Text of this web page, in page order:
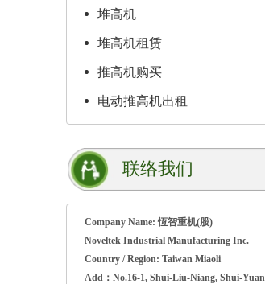
堆高机
堆高机租赁
推高机购买
电动推高机出租
联络我们
Company Name: 恆智重机(股)
Noveltek Industrial Manufacturing Inc.
Country / Region: Taiwan Miaoli
Add：No.16-1, Shui-Liu-Niang, Shui-Yuan